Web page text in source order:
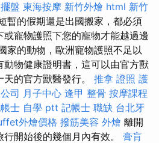
盤 東海按摩 新竹外燴 html 新竹
暫的假期還是出國搬家，都必須
寵物護照下您的寵物才能越過邊
家的動物，歐洲寵物護照不足以
物健康證明書，這可以由官方獸
的官方獸醫發行。 推拿 證照 護
司 月子中心 逢甲 整骨 按摩課程
士 自學 ptt 記帳士 職缺 台北牙
外燴價格 撥筋美容 外燴 離開
開始後的幾個月內有效。 膏肓